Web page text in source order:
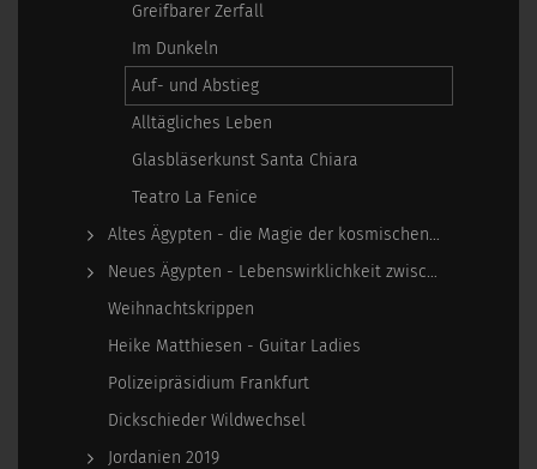
Greifbarer Zerfall
Im Dunkeln
Auf- und Abstieg
Alltägliches Leben
Glasbläserkunst Santa Chiara
Teatro La Fenice
Altes Ägypten - die Magie der kosmischen…
Neues Ägypten - Lebenswirklichkeit zwischen…
Weihnachtskrippen
Heike Matthiesen - Guitar Ladies
Polizeipräsidium Frankfurt
Dickschieder Wildwechsel
Jordanien 2019